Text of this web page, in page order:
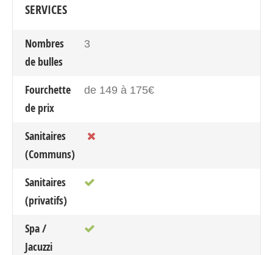
SERVICES
Nombres
de bulles
3
Fourchette
de prix
de 149 à 175€
Sanitaires
(Communs)
Sanitaires
(privatifs)
Spa /
Jacuzzi